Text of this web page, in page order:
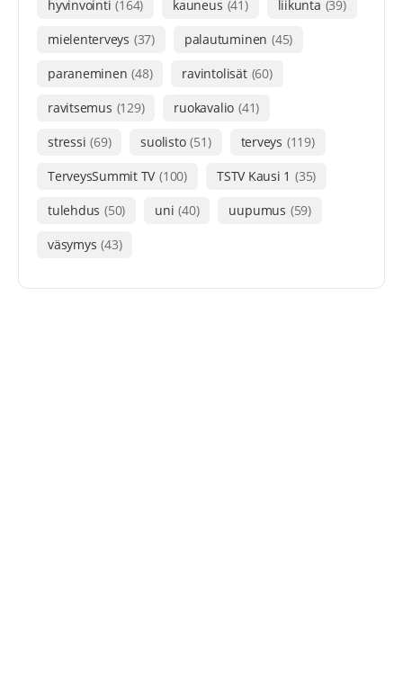
hyvinvointi (164) kauneus (41) liikunta (39)
mielenterveys (37) palautuminen (45)
paraneminen (48) ravintolisät (60)
ravitsemus (129) ruokavalio (41)
stressi (69) suolisto (51) terveys (119)
TerveysSummit TV (100) TSTV Kausi 1 (35)
tulehdus (50) uni (40) uupumus (59)
väsymys (43)